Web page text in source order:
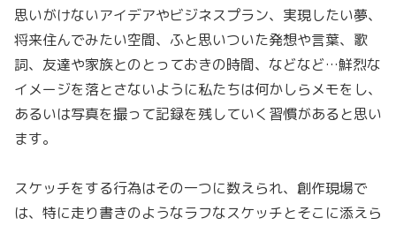
思いがけないアイデアやビジネスプラン、実現したい夢、
将来住んでみたい空間、ふと思いついた発想や言葉、歌
詞、友達や家族とのとっておきの時間、などなど…鮮烈な
イメージを落とさないように私たちは何かしらメモをし、
あるいは写真を撮って記録を残していく習慣があると思い
ます。
スケッチをする行為はその一つに数えられ、創作現場で
は、特に走り書きのようなラフなスケッチとそこに添えら